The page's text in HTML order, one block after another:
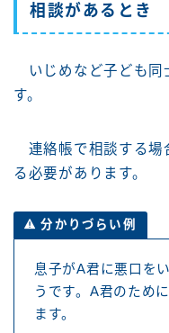
相談があるとき
いじめなど子ども同
す。
連絡帳で相談する場
る必要があります。
分かりづらい例
息子がA君に悪口を
うです。A君のため
ます。